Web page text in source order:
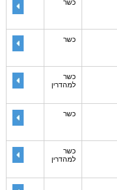
כשר
כשר
כשר
למהדרין
כשר
כשר
למהדרין